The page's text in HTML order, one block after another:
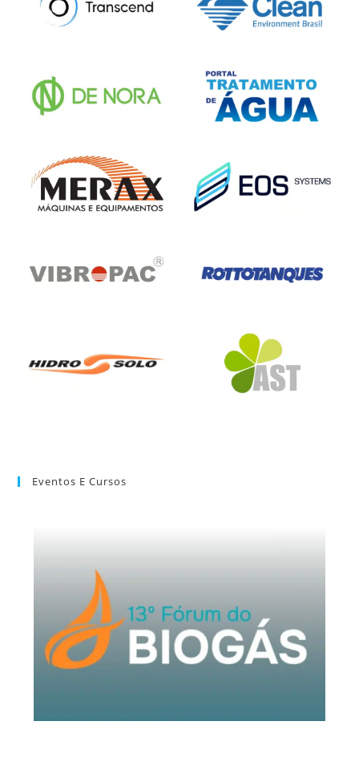
Eventos E Cursos